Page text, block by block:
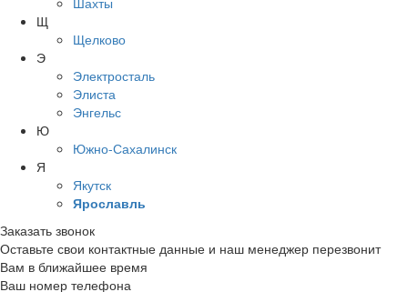
Щ
Щелково
Э
Электросталь
Элиста
Энгельс
Ю
Южно-Сахалинск
Я
Якутск
Ярославль
Заказать звонок
Оставьте свои контактные данные и наш менеджер перезвонит
Вам в ближайшее время
Ваш номер телефона